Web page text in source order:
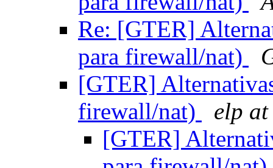
Re: [GTER]
para firewall/nat)
[GTER]
firewall/nat)
elp
[GTER]